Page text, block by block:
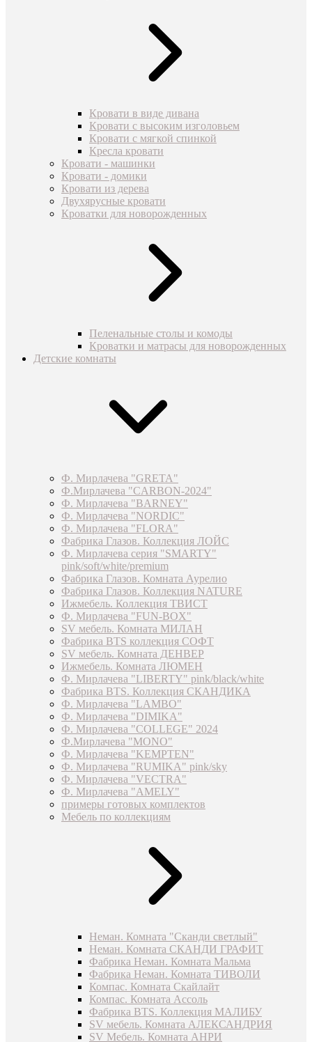
Кровати в виде дивана
Кровати с высоким изголовьем
Кровати с мягкой спинкой
Кресла кровати
Кровати - машинки
Кровати - домики
Кровати из дерева
Двухярусные кровати
Кроватки для новорожденных
Пеленальные столы и комоды
Кроватки и матрасы для новорожденных
Детские комнаты
Ф. Мирлачева "GRETA"
Ф.Мирлачева "CARBON-2024"
Ф. Мирлачева "BARNEY"
Ф. Мирлачева "NORDIC"
Ф. Мирлачева "FLORA"
Фабрика Глазов. Коллекция ЛОЙС
Ф. Мирлачева серия "SMARTY"
pink/soft/white/premium
Фабрика Глазов. Комната Аурелио
Фабрика Глазов. Коллекция NATURE
Ижмебель. Коллекция ТВИСТ
Ф. Мирлачева "FUN-BOX"
SV мебель. Комната МИЛАН
Фабрика BTS коллекция СОФТ
SV мебель. Комната ДЕНВЕР
Ижмебель. Комната ЛЮМЕН
Ф. Мирлачева "LIBERTY" pink/black/white
Фабрика BTS. Коллекция СКАНДИКА
Ф. Мирлачева "LAMBO"
Ф. Мирлачева "DIMIKA"
Ф. Мирлачева "COLLEGE" 2024
Ф.Мирлачева "MONO"
Ф. Мирлачева "KEMPTEN"
Ф. Мирлачева "RUMIKA" pink/sky
Ф. Мирлачева "VECTRA"
Ф. Мирлачева "AMELY"
примеры готовых комплектов
Мебель по коллекциям
Неман. Комната "Сканди светлый"
Неман. Комната СКАНДИ ГРАФИТ
Фабрика Неман. Комната Мальма
Фабрика Неман. Комната ТИВОЛИ
Компас. Комната Скайлайт
Компас. Комната Ассоль
Фабрика BTS. Коллекция МАЛИБУ
SV мебель. Комната АЛЕКСАНДРИЯ
SV Мебель. Комната АНРИ